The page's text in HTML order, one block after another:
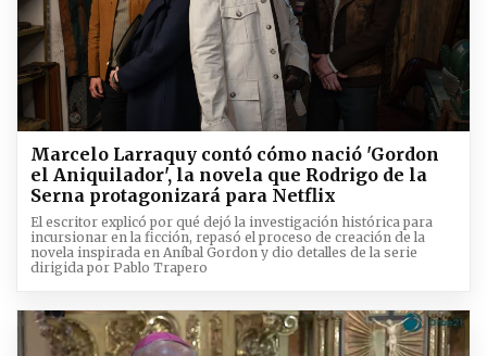
Marcelo Larraquy contó cómo nació 'Gordon
el Aniquilador', la novela que Rodrigo de la
Serna protagonizará para Netflix
El escritor explicó por qué dejó la investigación histórica para
incursionar en la ficción, repasó el proceso de creación de la
novela inspirada en Aníbal Gordon y dio detalles de la serie
dirigida por Pablo Trapero